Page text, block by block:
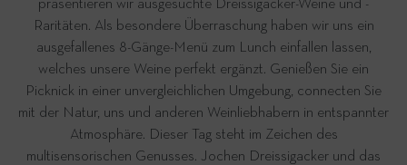
präsentieren wir ausgesuchte Dreissigacker-Weine und -
Raritäten. Als besondere Überraschung haben wir uns ein
ausgefallenes 8-Gänge-Menü zum Lunch einfallen lassen,
welches unsere Weine perfekt ergänzt. Genießen Sie ein
Picknick in einer unvergleichlichen Umgebung, connecten Sie
mit der Natur, uns und anderen Weinliebhabern in entspannter
Atmosphäre. Dieser Tag steht im Zeichen des
multisensorischen Genusses. Jochen Dreissigacker und das